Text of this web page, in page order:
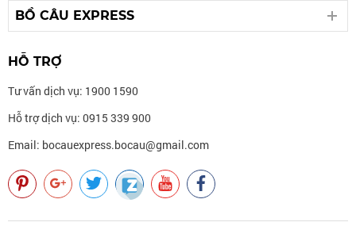
BỒ CÂU EXPRESS
HỖ TRỢ
Tư vấn dịch vụ: 1900 1590
Hỗ trợ dịch vụ: 0915 339 900
Email: bocauexpress.bocau@gmail.com